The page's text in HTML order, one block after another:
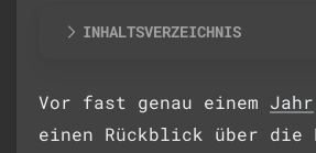
INHALTSVERZEICHNIS
Vor fast genau einem Jahr
einen Rückblick über die